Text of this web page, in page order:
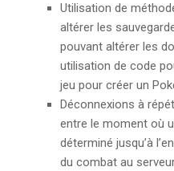
Utilisation de
altérer les
pouvant altérer les
utilisation de code
jeu pour créer un
Déconnexions à
entre le moment où
déterminé jusqu’à
du combat au